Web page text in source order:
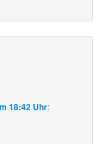
18:42 Uhr: